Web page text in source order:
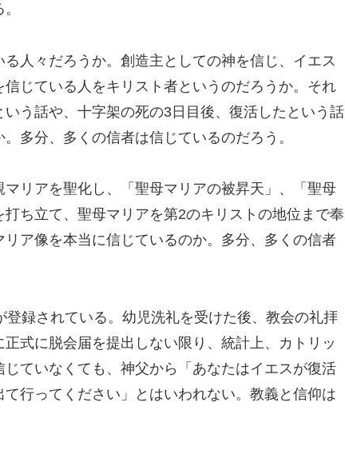
人々だろうか。創造主としての神を信じ、イエス
じている人をキリスト者というのだろうか。それ
う話や、十字架の死の3日目後、復活したという話
多分、多くの信者は信じているのだろう。
リアを聖化し、「聖母マリアの被昇天」、「聖母
ち立て、聖母マリアを第2のキリストの地位まで奉
ア像を本当に信じているのか。多分、多くの信者
録されている。幼児洗礼を受けた後、教会の礼拝
式に脱会届を提出しない限り、統計上、カトリッ
ていなくても、神父から「あなたはイエスが復活
行ってください」とはいわれない。教義と信仰は